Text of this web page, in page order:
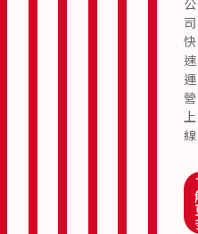
公
司
快
速
運
營
上